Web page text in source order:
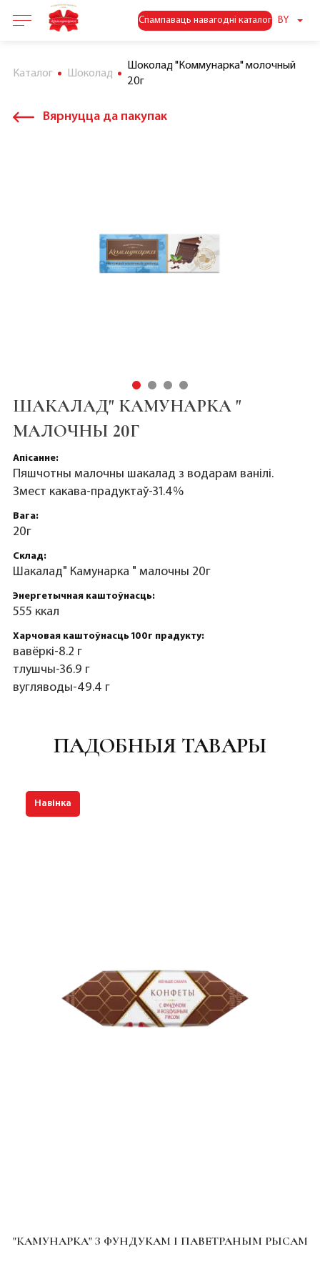
Спампаваць навагодні каталог BY
Каталог Шоколад
Шоколад "Коммунарка" молочный
20г
Вярнуцца да пакупак
ШАКАЛАД" КАМУНАРКА "
МАЛОЧНЫ 20Г
Апісанне:
Пяшчотны малочны шакалад з водарам ванілі.
Змест какава-прадуктаў-31.4%
Вага:
20г
Склад:
Шакалад" Камунарка " малочны 20г
Энергетычная каштоўнасць:
555 ккал
Харчовая каштоўнасць 100г прадукту:
вавёркі-8.2 г
тлушчы-36.9 г
вугляводы-49.4 г
ПАДОБНЫЯ ТАВАРЫ
Навінка
"КАМУНАРКА" З ФУНДУКАМ І ПАВЕТРАНЫМ РЫСАМ